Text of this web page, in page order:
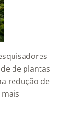
de plantas
redução de